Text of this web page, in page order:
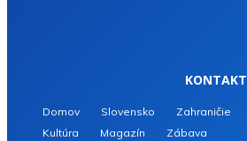
KONTAKT
Domov Slovensko Zahraničie
Kultúra
Magazín Zábava